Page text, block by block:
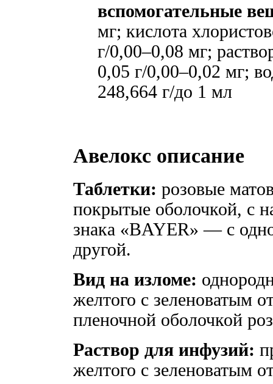
вспомогательные
мг; кислота
г/0,00–0,08 мг;
0,05 г/0,00–0,02 мг;
248,664 г/до 1 мл
Авелокс описание
Таблетки: розовые
покрытые оболочкой, с
знака «BAYER» — с
другой.
Вид на изломе:
желтого с зеленоватым
пленочной оболочкой
Раствор для инфузий:
желтого с зеленоватым